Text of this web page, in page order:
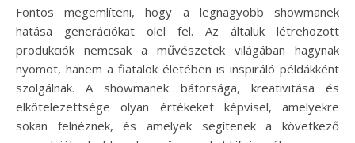
Fontos megemlíteni, hogy a legnagyobb showmanek
hatása generációkat ölel fel. Az általuk létrehozott
produkciók nemcsak a művészetek világában hagynak
nyomot, hanem a fiatalok életében is inspiráló példákként
szolgálnak. A showmanek bátorsága, kreativitása és
elkötelezettsége olyan értékeket képvisel, amelyekre
sokan felnéznek, és amelyek segítenek a következő